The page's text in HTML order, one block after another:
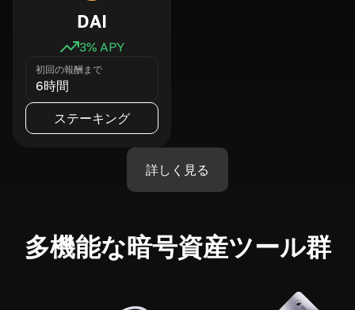
DAI
3% APY
初回の報酬まで
6時間
ステーキング
詳しく見る
多機能な暗号資産ツール群